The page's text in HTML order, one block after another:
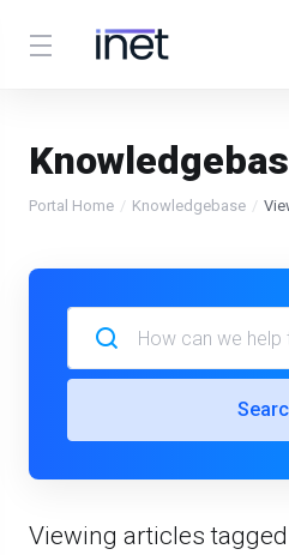
Portal Home Knowledgebase
Viewing articles